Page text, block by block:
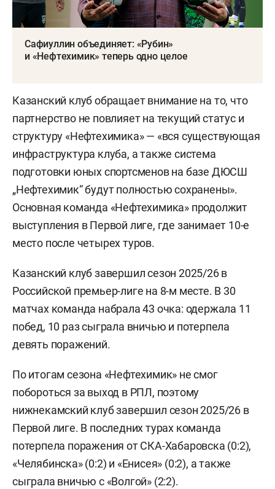
Сафиуллин объединяет: «Рубин»
и «Нефтехимик» теперь одно целое
Казанский клуб обращает внимание на то, что
партнерство не повлияет на текущий статус и
структуру «Нефтехимика» — «вся существующая
инфраструктура клуба, а также система
подготовки юных спортсменов на базе ДЮСШ
„Нефтехимик“ будут полностью сохранены».
Основная команда «Нефтехимика» продолжит
выступления в Первой лиге, где занимает 10-е
место после четырех туров.
Казанский клуб завершил сезон 2025/26 в
Российской премьер-лиге на 8-м месте. В 30
матчах команда набрала 43 очка: одержала 11
побед, 10 раз сыграла вничью и потерпела
девять поражений.
По итогам сезона «Нефтехимик» не смог
побороться за выход в РПЛ, поэтому
нижнекамский клуб завершил сезон 2025/26 в
Первой лиге. В последних турах команда
потерпела поражения от СКА-Хабаровска (0:2),
«Челябинска» (0:2) и «Енисея» (0:2), а также
сыграла вничью с «Волгой» (2:2).